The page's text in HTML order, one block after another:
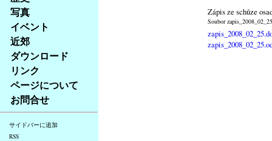
Klávesové
zkratky
tomto
webu
základní
Hlavní
strana
写真
イベント
近郊
ダウンロード
リンク
ページについて
お問合せ
サイドバーに追加
RSS
Zápis ze schůze
Soubor